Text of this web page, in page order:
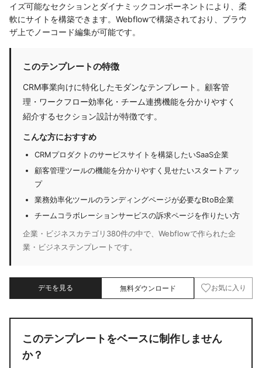
イズ可能なセクションとダイナミックコンポーネントにより、柔
軟にサイトを構築できます。Webflowで構築されており、ブラウ
ザ上でノーコード編集が可能です。
このテンプレートの特徴
CRM事業向けに特化したモダンなテンプレート。顧客管
理・ワークフロー効率化・チーム連携機能を分かりやすく
紹介するセクション設計が特徴です。
こんな方におすすめ
CRMプロダクトのサービスサイトを構築したいSaaS企業
顧客管理ツールの機能を分かりやすく見せたいスタートアッ
プ
業務効率化ツールのランディングページが必要なBtoB企業
チームコラボレーションサービスの訴求ページを作りたい方
企業・ビジネスカテゴリ380件の中で、Webflowで作られた企
業・ビジネステンプレートです。
デモを見る 無料ダウンロード お気に入り
このテンプレートをベースに制作しません
か？